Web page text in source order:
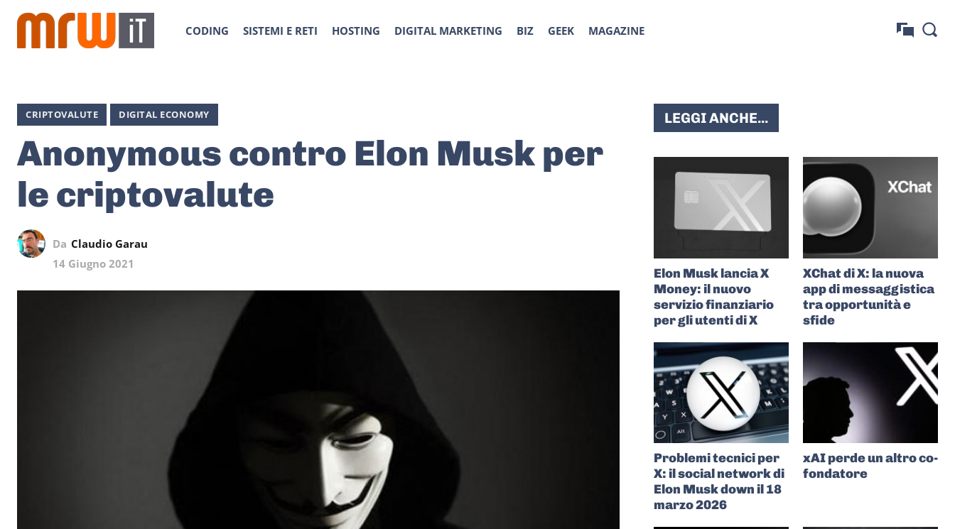
CODING SISTEMI E RETI HOSTING DIGITAL MARKETING BIZ GEEK MAGAZINE
CRIPTOVALUTE DIGITAL ECONOMY
Anonymous contro Elon Musk per
le criptovalute
Da Claudio Garau
14 Giugno 2021
LEGGI ANCHE...
Elon Musk lancia X
Money: il nuovo
servizio finanziario
per gli utenti di X
XChat di X: la nuova
app di messaggistica
tra opportunità e
sfide
Problemi tecnici per
X: il social network di
Elon Musk down il 18
marzo 2026
xAI perde un altro co-
fondatore